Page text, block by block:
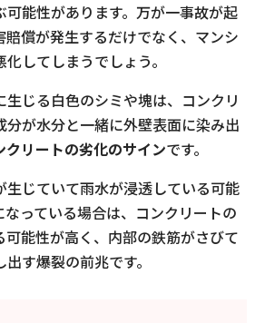
可能性があります。万が一事故が起
賠償が発生するだけでなく、マンシ
してしまうでしょう。
生じる白色のシミや塊は、コンクリ
分が水分と一緒に外壁表面に染み出
クリートの劣化のサインです。
生じていて雨水が浸透している可能
っている場合は、コンクリートの
可能性が高く、内部の鉄筋がさびて
す爆裂の前兆です。